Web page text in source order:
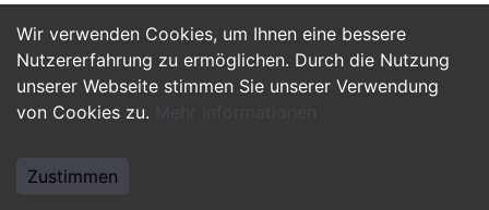
Wir verwenden Cookies, um Ihnen eine bessere
Nutzererfahrung zu ermöglichen. Durch die Nutzung
unserer Webseite stimmen Sie unserer Verwendung
von Cookies zu. Mehr Informationen
Zustimmen
Jetzt Bewerben